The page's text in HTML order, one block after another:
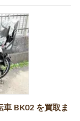
車 BK02 を買取ま